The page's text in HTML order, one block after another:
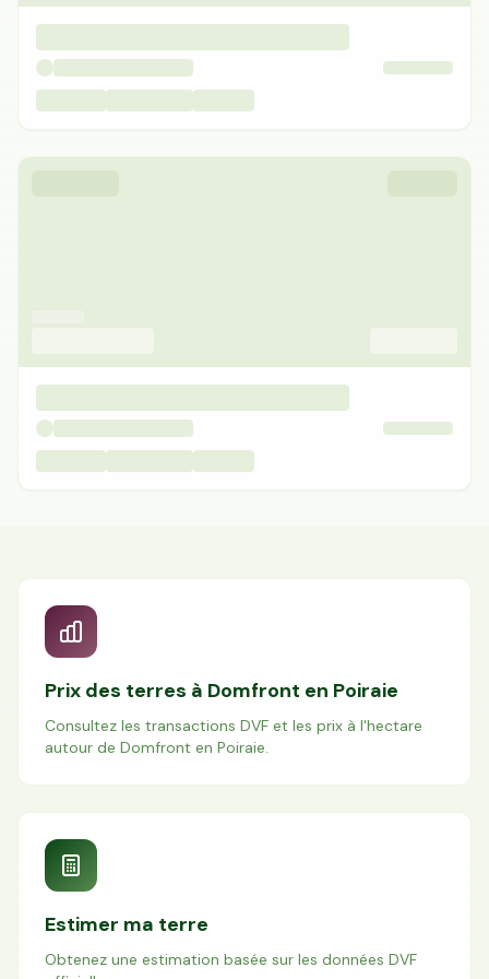
Prix des terres à Domfront en Poiraie
Consultez les transactions DVF et les prix à l'hectare
autour de Domfront en Poiraie.
Estimer ma terre
Obtenez une estimation basée sur les données DVF